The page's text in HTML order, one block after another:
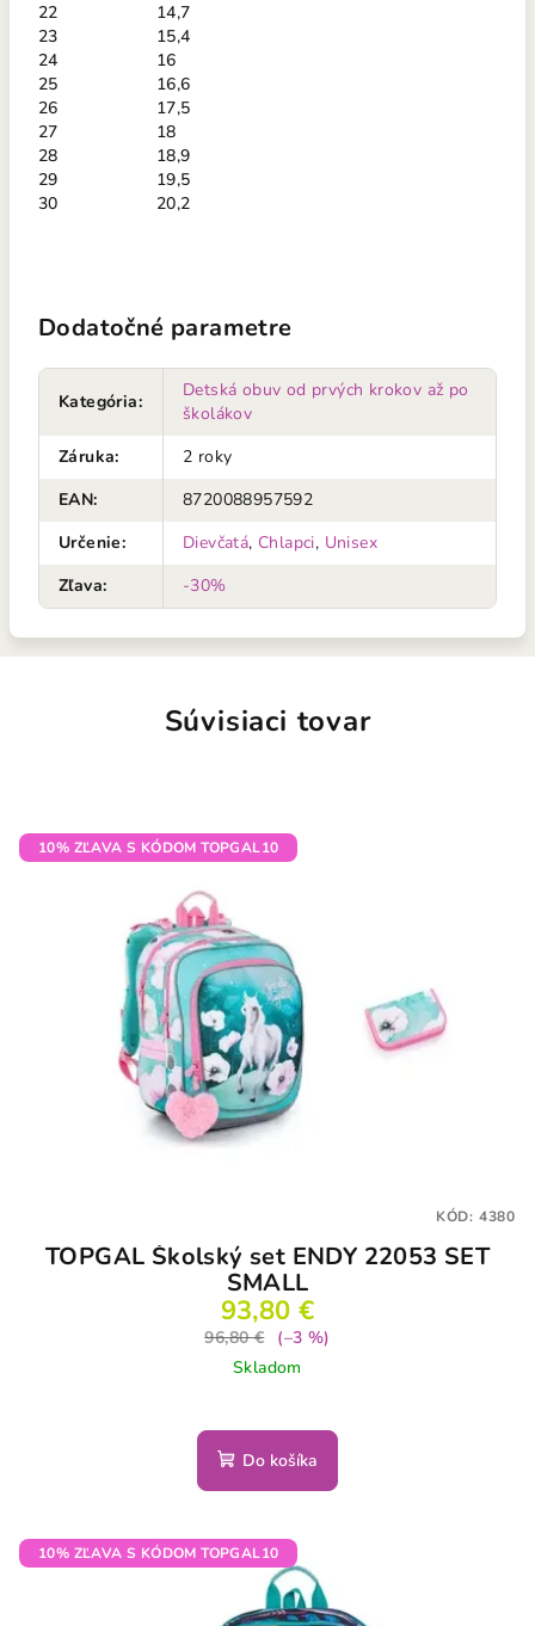
22
14,7
23
15,4
24
16
25
16,6
26
17,5
27
18
28
18,9
29
19,5
30
20,2
Dodatočné parametre
Kategória:
Detská obuv od prvých krokov až po
školákov
Záruka:
2 roky
EAN:
8720088957592
Určenie: Dievčatá, Chlapci, Unisex
Zľava: -30%
Súvisiaci tovar
10% ZĽAVA S KÓDOM TOPGAL10
TOPGAL Školský set ENDY 22053 SET
SMALL
93,80 €
96,80 €
(–3 %)
Skladom
Do košíka
KÓD: 4380
10% ZĽAVA S KÓDOM TOPGAL10